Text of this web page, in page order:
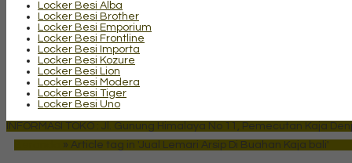
Locker Besi Alba
Locker Besi Brother
Locker Besi Emporium
Locker Besi Frontline
Locker Besi Importa
Locker Besi Kozure
Locker Besi Lion
Locker Besi Modera
Locker Besi Tiger
Locker Besi Uno
INFORMASI TOKO : Jl. Gunung Himalaya No 11, Pemecutan Kaja
» Article tag in 'Jual Lemari Arsip Di Buahan Kaja bali'